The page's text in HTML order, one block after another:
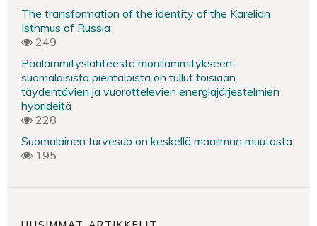
The transformation of the identity of the Karelian
Isthmus of Russia
249
Päälämmityslähteestä monilämmitykseen:
suomalaisista pientaloista on tullut toisiaan
täydentävien ja vuorottelevien energiajärjestelmien
hybrideitä
228
Suomalainen turvesuo on keskellä maailman muutosta
195